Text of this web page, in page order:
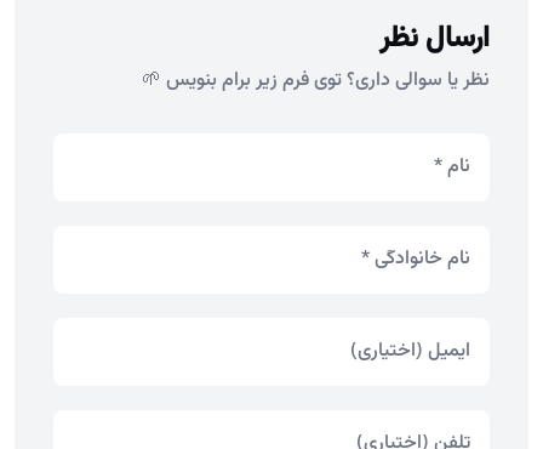
ارسال نظر
نظر یا سوالی داری؟ توی فرم زیر برام بنویس 🌱